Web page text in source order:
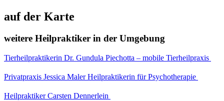
auf der Karte
weitere Heilpraktiker in der Umgebung
Tierheilpraktikerin Dr. Gundula Piechotta – mobile Tierheilpraxis
Privatpraxis Jessica Maler Heilpraktikerin für Psychotherapie
Heilpraktiker Carsten Dennerlein